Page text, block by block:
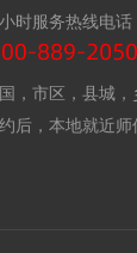
时服务热线电话
，市区，县城，
后，本地就近师